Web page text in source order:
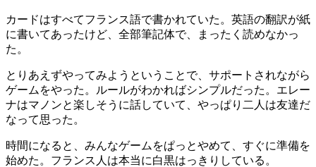
カードはすべてフランス語で書かれていた。英語の翻訳が紙
に書いてあったけど、全部筆記体で、まったく読めなかっ
た。
とりあえずやってみようということで、サポートされながら
ゲームをやった。ルールがわかればシンプルだった。エレー
ナはマノンと楽しそうに話していて、やっぱり二人は友達だ
なって思った。
時間になると、みんなゲームをぱっとやめて、すぐに準備を
始めた。フランス人は本当に白黒はっきりしている。